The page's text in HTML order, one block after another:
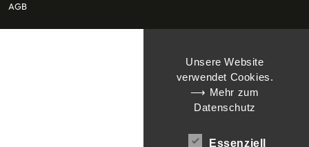
AGB
Unsere Website
verwendet Cookies.
⟶ Mehr zum
Datenschutz
Essenziell